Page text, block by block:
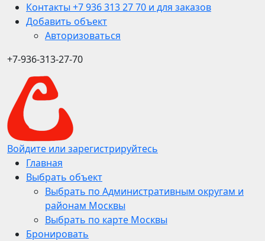
Контакты +7 936 313 27 70 и для заказов
Добавить объект
Авторизоваться
+7-936-313-27-70
Войдите или зарегистрируйтесь
Главная
Выбрать объект
Выбрать по Административным округам и
районам Москвы
Выбрать по карте Москвы
Бронировать